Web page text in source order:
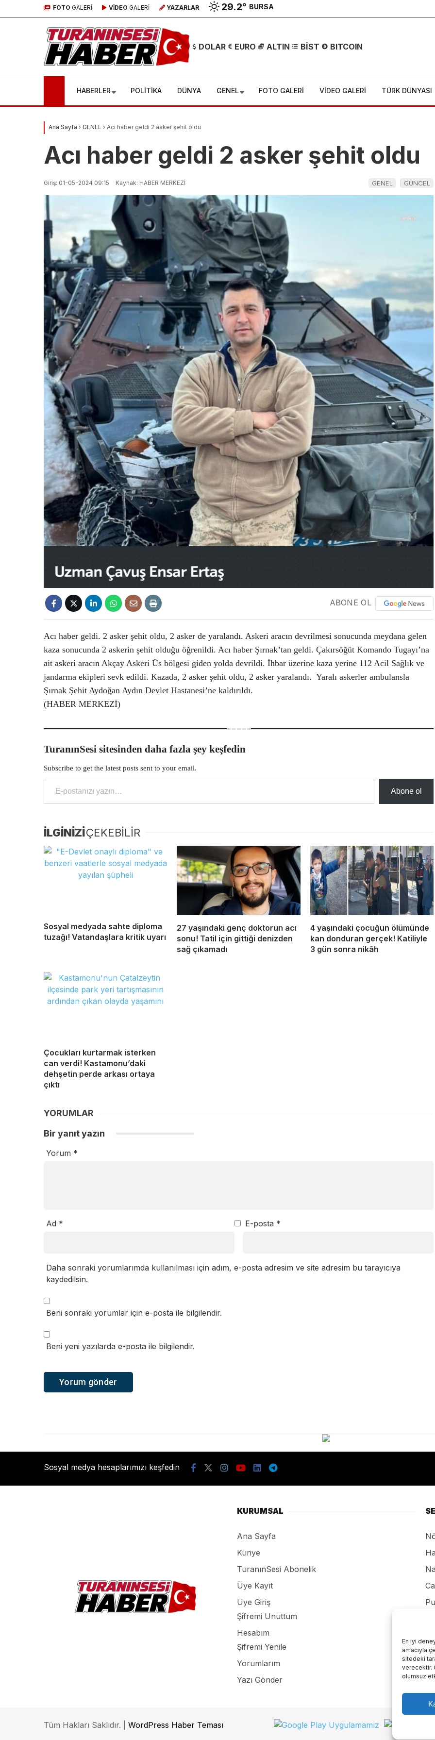
En iyi
amacıyla
sitedeki
verecektir.
olumsuz
FOTO GALERİ VİDEO GALERİ YAZARLAR 29.2° BURSA
DOLAR EURO ALTIN BİST BITCOIN
HABERLER POLİTİKA DÜNYA GENEL FOTO GALERİ VİDEO GALERİ TÜRK DÜNYASI
Ana Sayfa › GENEL › Acı haber geldi 2 asker şehit oldu
Acı haber geldi 2 asker şehit oldu
Giriş: 01-05-2024 09:15 Kaynak: HABER MERKEZİ GENEL GÜNCEL
ABONE OL
Acı haber geldi. 2 asker şehit oldu, 2 asker de yaralandı. Askeri aracın devrilmesi sonucunda meydana gelen
kaza sonucunda 2 askerin şehit olduğu öğrenildi. Acı haber Şırnak’tan geldi. Çakırsöğüt Komando Tugayı’na
ait askeri aracın Akçay Askeri Üs bölgesi giden yolda devrildi. İhbar üzerine kaza yerine 112 Acil Sağlık ve
jandarma ekipleri sevk edildi. Kazada, 2 asker şehit oldu, 2 asker yaralandı. Yaralı askerler ambulansla
Şırnak Şehit Aydoğan Aydın Devlet Hastanesi’ne kaldırıldı.
(HABER MERKEZİ)
TuranınSesi sitesinden daha fazla şey keşfedin
Subscribe to get the latest posts sent to your email.
E-postanızı yazın…
Abone ol
İLGİNİZİÇEKEBİLİR
Sosyal medyada sahte diploma
tuzağı! Vatandaşlara kritik uyarı
27 yaşındaki genç doktorun acı
sonu! Tatil için gittiği denizden
sağ çıkamadı
4 yaşındaki çocuğun ölümünde
kan donduran gerçek! Katiliyle
3 gün sonra nikâh
Çocukları kurtarmak isterken
can verdi! Kastamonu’daki
dehşetin perde arkası ortaya
çıktı
YORUMLAR
Bir yanıt yazın
Yorum *
Ad * E-posta *
Daha sonraki yorumlarımda kullanılması için adım, e-posta adresim ve site adresim bu tarayıcıya
kaydedilsin.
Beni sonraki yorumlar için e-posta ile bilgilendir.
Beni yeni yazılarda e-posta ile bilgilendir.
Kıskançlık
cinayetinde
karar çıktı!
Eşini öldüren
sanığa
ağırlaştırılmış
müebbet
Manisa’da acı
veda! Silahlı
saldırıda
yaşamını
yitiren baba
ve oğul son
yolculuğuna
uğurlandı
medyada
sahte diploma
tuzağı!
Vatandaşlara
Sosyal medya hesaplarımızı keşfedin
KURUMSAL
Ana Sayfa
Künye
TuranınSesi Abonelik
Üye Kayıt
Üye Giriş
Şifremi Unuttum
Hesabım
Şifremi Yenile
Yorumlarım
Yazı Gönder
Tüm Hakları Saklıdır. | WordPress Haber Teması